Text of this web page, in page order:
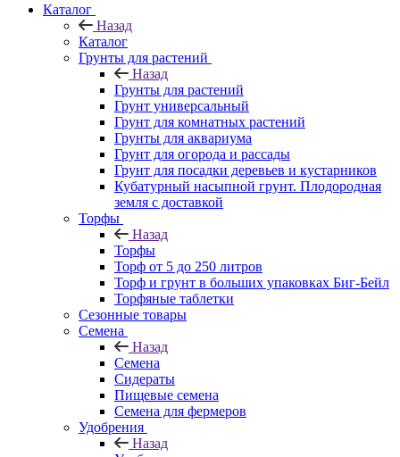
Каталог
Назад
Каталог
Грунты для растений
Назад
Грунты для растений
Грунт универсальный
Грунт для комнатных растений
Грунты для аквариума
Грунт для огорода и рассады
Грунт для посадки деревьев и кустарников
Кубатурный насыпной грунт. Плодородная
земля с доставкой
Торфы
Назад
Торфы
Торф от 5 до 250 литров
Торф и грунт в больших упаковках Биг-Бейл
Торфяные таблетки
Сезонные товары
Семена
Назад
Семена
Сидераты
Пищевые семена
Семена для фермеров
Удобрения
Назад